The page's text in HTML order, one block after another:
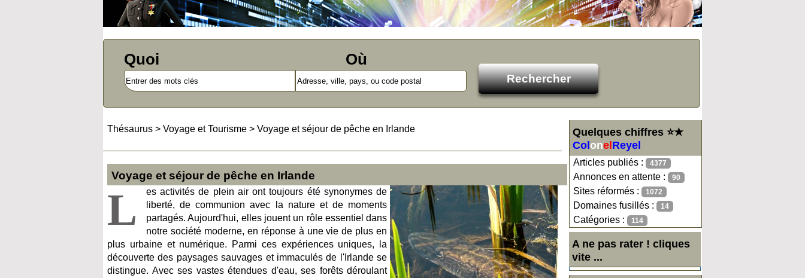
Quoi Où
Quelques chiffres ⭐★
Col onel Reyel
Articles publiés : 4377
Annonces en attente : 90
Sites réformés : 1072
Domaines fusillés : 14
Catégories : 114
A ne pas rater ! cliques
vite ...
Thésaurus > Voyage et Tourisme > Voyage et séjour de pêche en Irlande
Voyage et séjour de pêche en Irlande
L
es activités de plein air ont toujours été synonymes de
liberté, de communion avec la nature et de moments
partagés. Aujourd'hui, elles jouent un rôle essentiel dans
notre société moderne, en réponse à une vie de plus en
plus urbaine et numérique. Parmi ces expériences uniques, la
découverte des paysages sauvages et immaculés de l'Irlande se
distingue. Avec ses vastes étendues d'eau, ses forêts déroulant